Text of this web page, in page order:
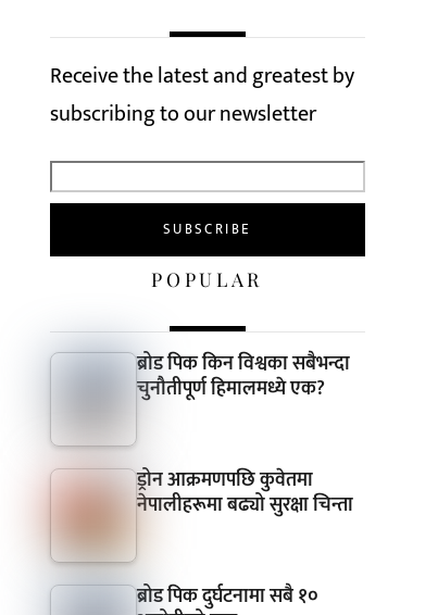
Receive the latest and greatest by
subscribing to our newsletter
POPULAR
ब्रोड पिक किन विश्वका सबैभन्दा
चुनौतीपूर्ण हिमालमध्ये एक?
ड्रोन आक्रमणपछि कुवेतमा
नेपालीहरूमा बढ्यो सुरक्षा चिन्ता
ब्रोड पिक दुर्घटनामा सबै १०